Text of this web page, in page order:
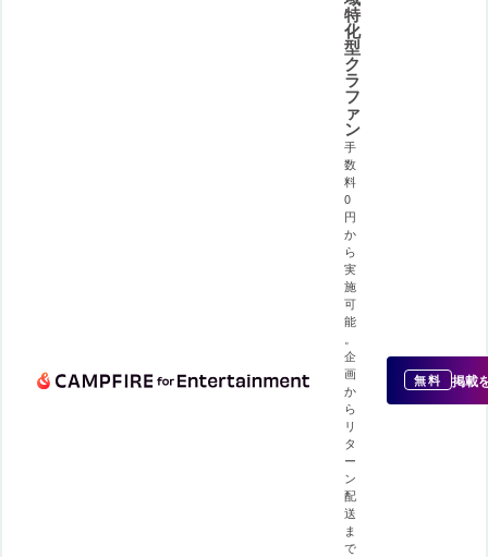
特
化
型
ク
ラ
フ
ァ
ン
手
数
料
0
円
か
ら
実
施
可
能
企
画
か
ら
リ
タ
ー
ン
配
送
ま
で
無料 掲載